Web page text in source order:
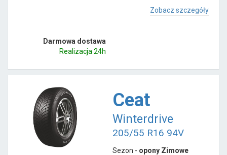
Zobacz szczegóły
Darmowa dostawa
Realizacja 24h
Ceat
Winterdrive
205/55 R16 94V
Sezon - opony Zimowe